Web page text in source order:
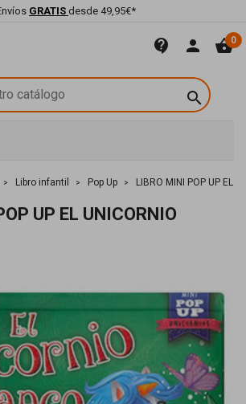
GRATIS desde 49,95€*
contact_support person shopping_basket0

Libro infantil Pop Up LIBRO MINI POP UP EL
UP EL UNICORNIO